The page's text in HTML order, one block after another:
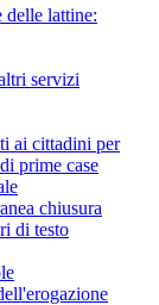
delle lattine:
servizi
ai cittadini per
prime case
chiusura
di testo